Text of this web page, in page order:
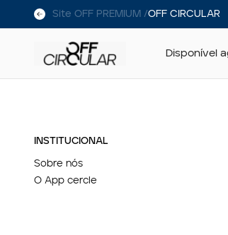
Site OFF PREMIUM /OFF CIRCULAR
Disponível
INSTITUCIONAL
Sobre nós
O App cercle